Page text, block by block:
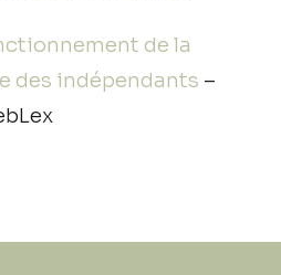
de la
des indépendants –